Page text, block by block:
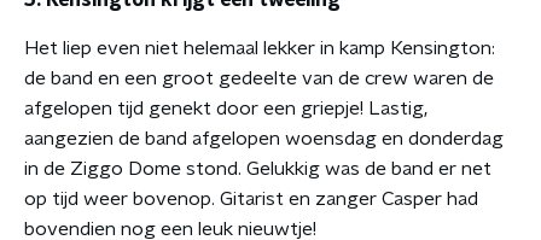
Het liep even niet helemaal lekker in kamp Kensington:
de band en een groot gedeelte van de crew waren de
afgelopen tijd genekt door een griepje! Lastig,
aangezien de band afgelopen woensdag en donderdag
in de Ziggo Dome stond. Gelukkig was de band er net
op tijd weer bovenop. Gitarist en zanger Casper had
bovendien nog een leuk nieuwtje!